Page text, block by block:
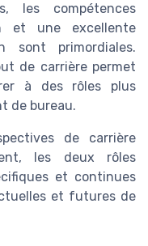
les compétences
et une excellente
sont primordiales.
de carrière permet
à des rôles plus
de bureau.
de carrière
les deux rôles
et continues
et futures de